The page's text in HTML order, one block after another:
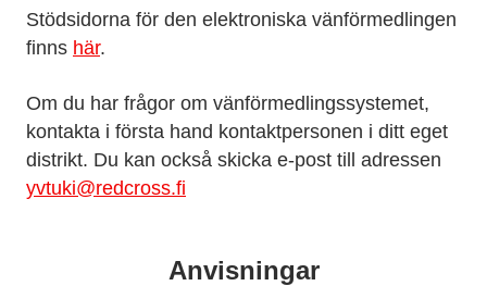
Stödsidorna för den elektroniska vänförmedlingen
finns här.
Om du har frågor om vänförmedlingssystemet,
kontakta i första hand kontaktpersonen i ditt eget
distrikt. Du kan också skicka e-post till adressen
yvtuki@redcross.fi
Anvisningar